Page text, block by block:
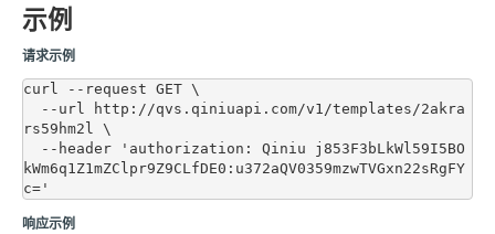
示例
请求示例
curl --request GET \
rs59hm2l \
kWm6q1Z1mZClpr9Z9CLfDE0:u372aQV0359mzwTVGxn22sRgFY
响应示例